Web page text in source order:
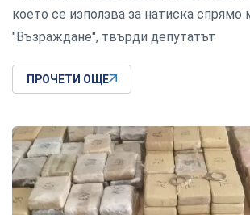
което се използва за натиска спрямо
"Възраждане", твърди депутатът
ПРОЧЕТИ ОЩЕ